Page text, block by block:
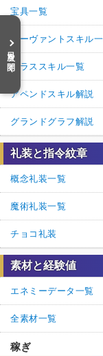
目次を開く
宝具一覧
サーヴァントスキル
クラススキル一覧
アペンドスキル解説
グランドグラフ解説
礼装と指令紋章
概念礼装一覧
魔術礼装一覧
チョコ礼装
素材と経験値
エネミーデータ一覧
全素材一覧
稼ぎ